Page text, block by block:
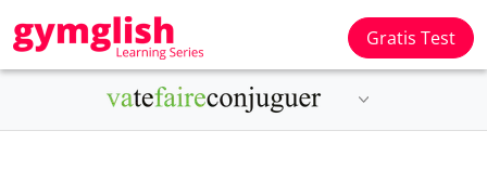
Gratis Test